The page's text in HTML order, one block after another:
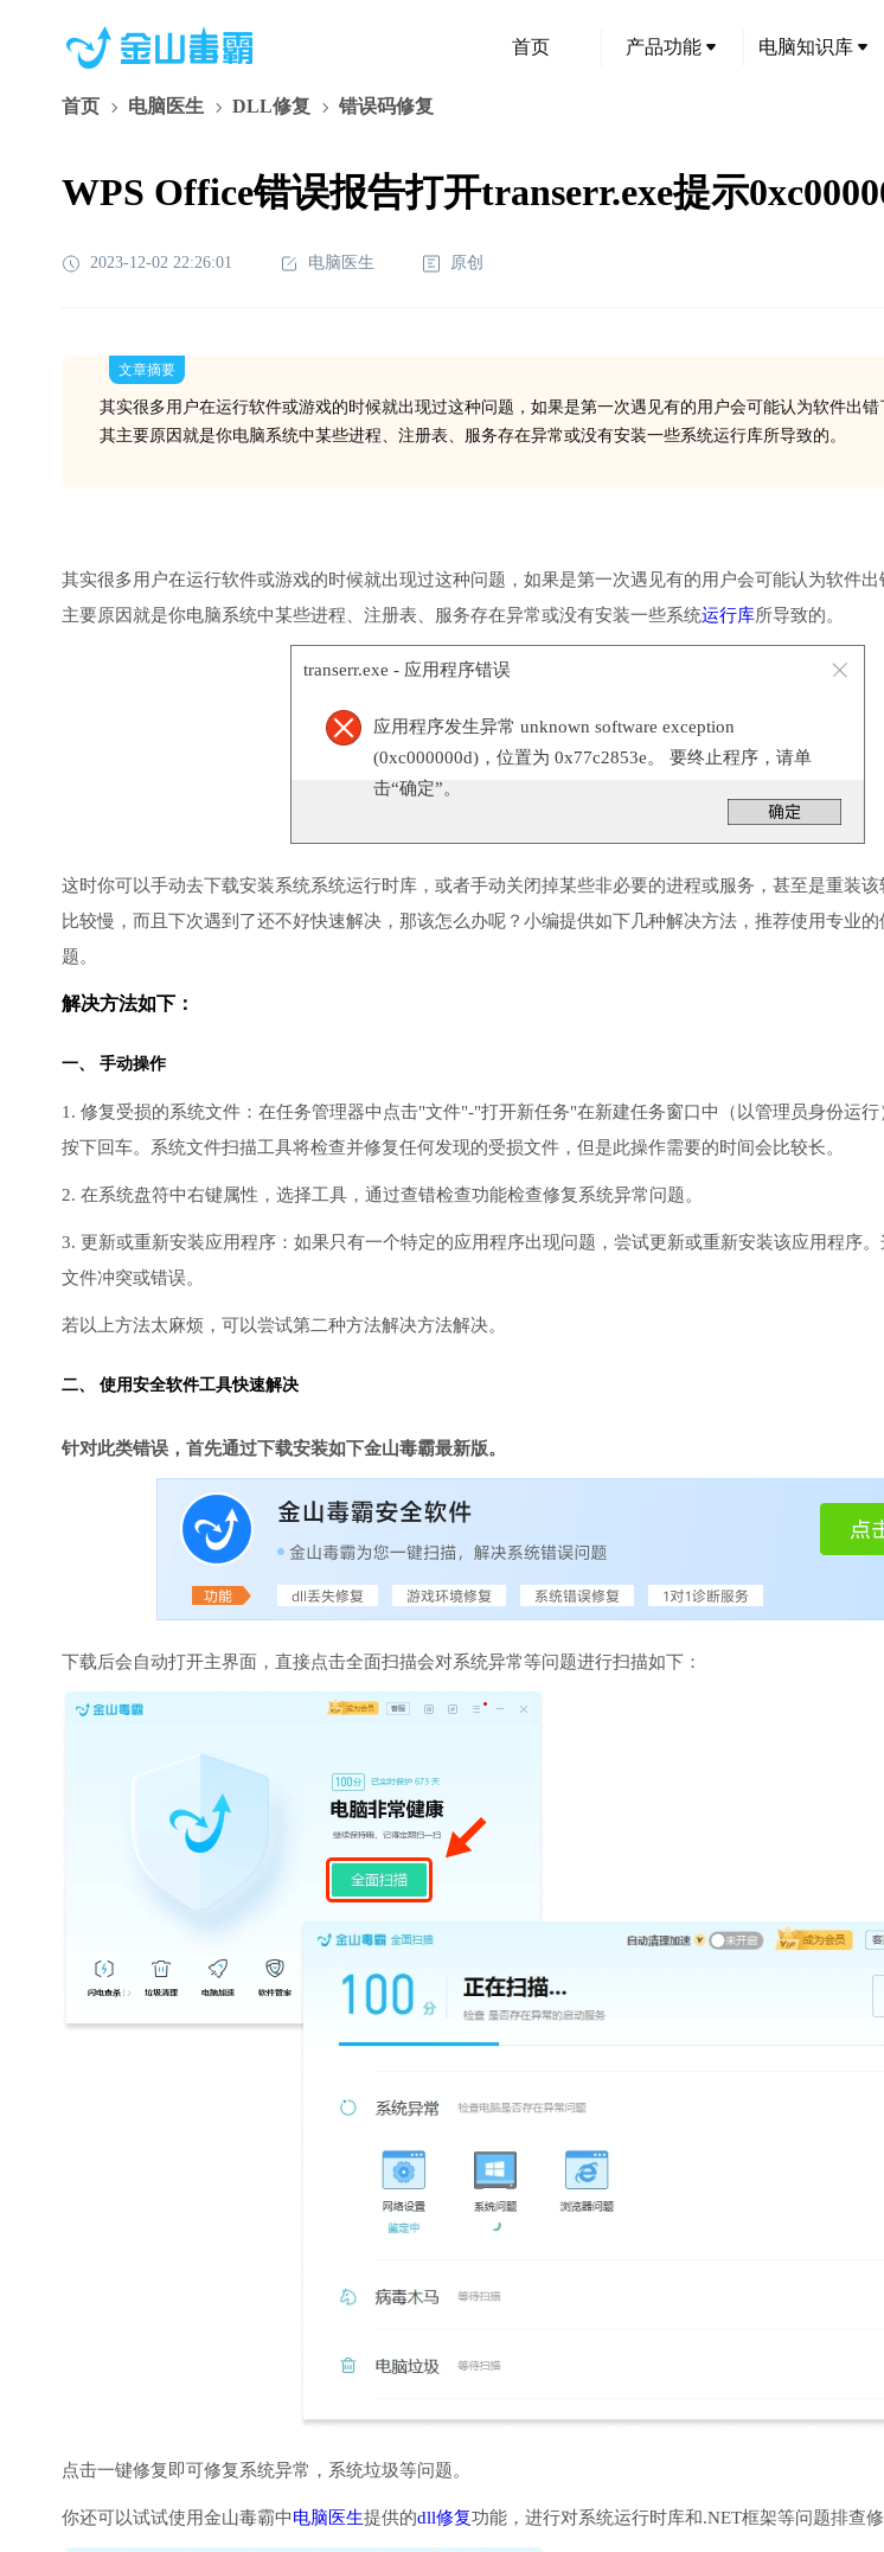
首页 产品功能 电脑知识库
首页 电脑医生 DLL修复 错误码修复
WPS Office错误报告打开transerr.exe提示
2023-12-02 22:26:01 电脑医生 原创
文章摘要
其实很多用户在运行软件或游戏的时候就出现过这种问题，如果是第一次遇见有的用户会可能认为软件出错
其主要原因就是你电脑系统中某些进程、注册表、服务存在异常或没有安装一些系统运行库所导致的。
其实很多用户在运行软件或游戏的时候就出现过这种问题，如果是第一次遇见有的用户会可能认为软件
主要原因就是你电脑系统中某些进程、注册表、服务存在异常或没有安装一些系统运行库所导致的。
transerr.exe - 应用程序错误
应用程序发生异常 unknown software exception
(0xc000000d)，位置为 0x77c2853e。 要终止程序，请单
击“确定”。
这时你可以手动去下载安装系统系统运行时库，或者手动关闭掉某些非必要的进程或服务，甚至是重装
比较慢，而且下次遇到了还不好快速解决，那该怎么办呢？小编提供如下几种解决方法，推荐使用专业
题。
解决方法如下：
一、 手动操作
1. 修复受损的系统文件：在任务管理器中点击"文件"-"打开新任务"在新建任务窗口中（以管理员身份运行
按下回车。系统文件扫描工具将检查并修复任何发现的受损文件，但是此操作需要的时间会比较长。
2. 在系统盘符中右键属性，选择工具，通过查错检查功能检查修复系统异常问题。
3. 更新或重新安装应用程序：如果只有一个特定的应用程序出现问题，尝试更新或重新安装该应用程序
文件冲突或错误。
若以上方法太麻烦，可以尝试第二种方法解决方法解决。
二、 使用安全软件工具快速解决
针对此类错误，首先通过下载安装如下金山毒霸最新版。
下载后会自动打开主界面，直接点击全面扫描会对系统异常等问题进行扫描如下：
点击一键修复即可修复系统异常，系统垃圾等问题。
你还可以试试使用金山毒霸中电脑医生提供的dll修复功能，进行对系统运行时库和.NET框架等问题排查修